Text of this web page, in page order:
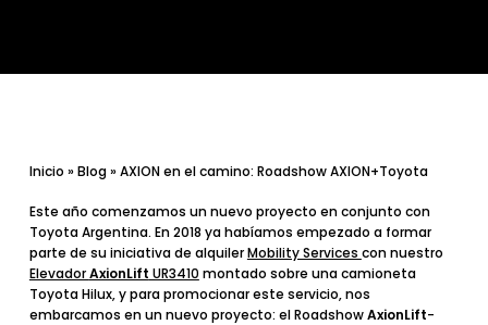
Inicio »Blog»AXION en el camino: Roadshow AXION+Toyota
Este año comenzamos unnuevo proyecto en conjunto con
Toyota Argentina. En 2018 ya habíamos empezado a formar
parte de su iniciativa de alquilerMobility Services con nuestro
ElevadorAxionLift UR3410 montado sobre una camioneta
Toyota Hilux, y para promocionar este servicio, nos
embarcamos en un nuevo proyecto: elRoadshowAxionLift-